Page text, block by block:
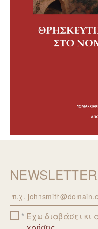
NEWSLETTER
EmailΈχω διαβάσει κι